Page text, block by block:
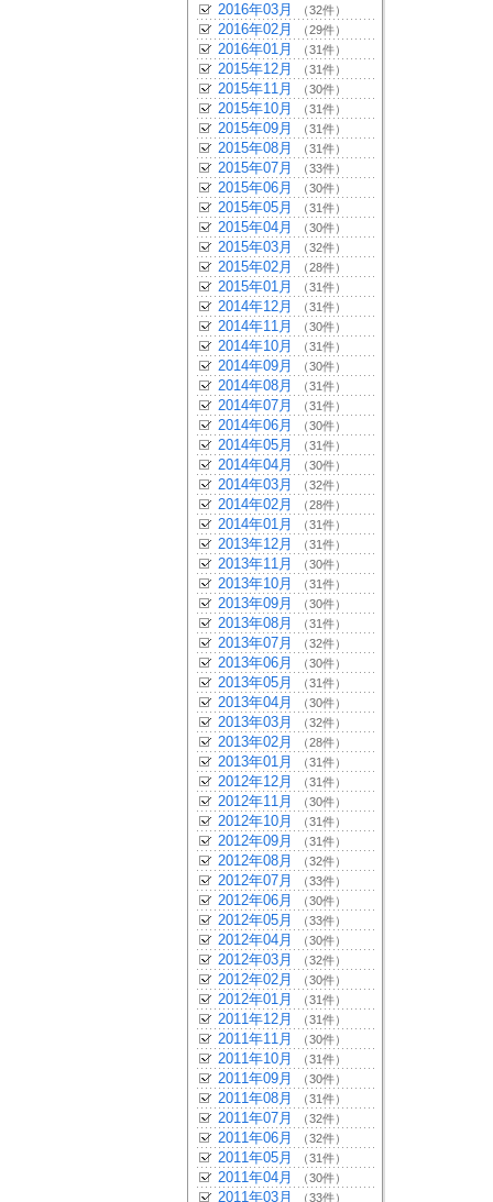
2016年03月 （32件）
2016年02月 （29件）
2016年01月 （31件）
2015年12月 （31件）
2015年11月 （30件）
2015年10月 （31件）
2015年09月 （31件）
2015年08月 （31件）
2015年07月 （33件）
2015年06月 （30件）
2015年05月 （31件）
2015年04月 （30件）
2015年03月 （32件）
2015年02月 （28件）
2015年01月 （31件）
2014年12月 （31件）
2014年11月 （30件）
2014年10月 （31件）
2014年09月 （30件）
2014年08月 （31件）
2014年07月 （31件）
2014年06月 （30件）
2014年05月 （31件）
2014年04月 （30件）
2014年03月 （32件）
2014年02月 （28件）
2014年01月 （31件）
2013年12月 （31件）
2013年11月 （30件）
2013年10月 （31件）
2013年09月 （30件）
2013年08月 （31件）
2013年07月 （32件）
2013年06月 （30件）
2013年05月 （31件）
2013年04月 （30件）
2013年03月 （32件）
2013年02月 （28件）
2013年01月 （31件）
2012年12月 （31件）
2012年11月 （30件）
2012年10月 （31件）
2012年09月 （31件）
2012年08月 （32件）
2012年07月 （33件）
2012年06月 （30件）
2012年05月 （33件）
2012年04月 （30件）
2012年03月 （32件）
2012年02月 （30件）
2012年01月 （31件）
2011年12月 （31件）
2011年11月 （30件）
2011年10月 （31件）
2011年09月 （30件）
2011年08月 （31件）
2011年07月 （32件）
2011年06月 （32件）
2011年05月 （31件）
2011年04月 （30件）
2011年03月 （33件）